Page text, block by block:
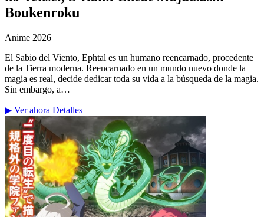
Boukenroku
Anime 2026
El Sabio del Viento, Ephtal es un humano reencarnado, procedente
de la Tierra moderna. Reencarnado en un mundo nuevo donde la
magia es real, decide dedicar toda su vida a la búsqueda de la magia.
Sin embargo, a…
▶ Ver ahora Detalles